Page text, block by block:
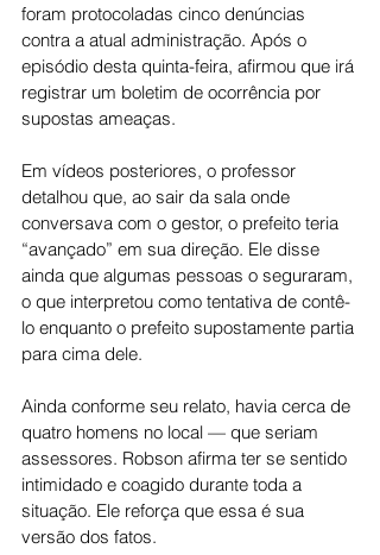
foram protocoladas cinco denúncias
contra a atual administração. Após o
episódio desta quinta-feira, afirmou que irá
registrar um boletim de ocorrência por
supostas ameaças.
Em vídeos posteriores, o professor
detalhou que, ao sair da sala onde
conversava com o gestor, o prefeito teria
“avançado” em sua direção. Ele disse
ainda que algumas pessoas o seguraram,
o que interpretou como tentativa de contê-
lo enquanto o prefeito supostamente partia
para cima dele.
Ainda conforme seu relato, havia cerca de
quatro homens no local — que seriam
assessores. Robson afirma ter se sentido
intimidado e coagido durante toda a
situação. Ele reforça que essa é sua
versão dos fatos.